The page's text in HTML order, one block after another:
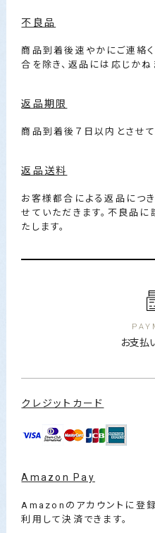
不良品
商品到着後速やかにご連絡
合を除き、返品には応じかね
返品期限
商品到着後７日以内とさせて
返品送料
お客様都合による返品につ
せていただきます。不良品
たします。
お支払
クレジットカード
Amazon Pay
Amazonのアカウントに登
利用して決済できます。